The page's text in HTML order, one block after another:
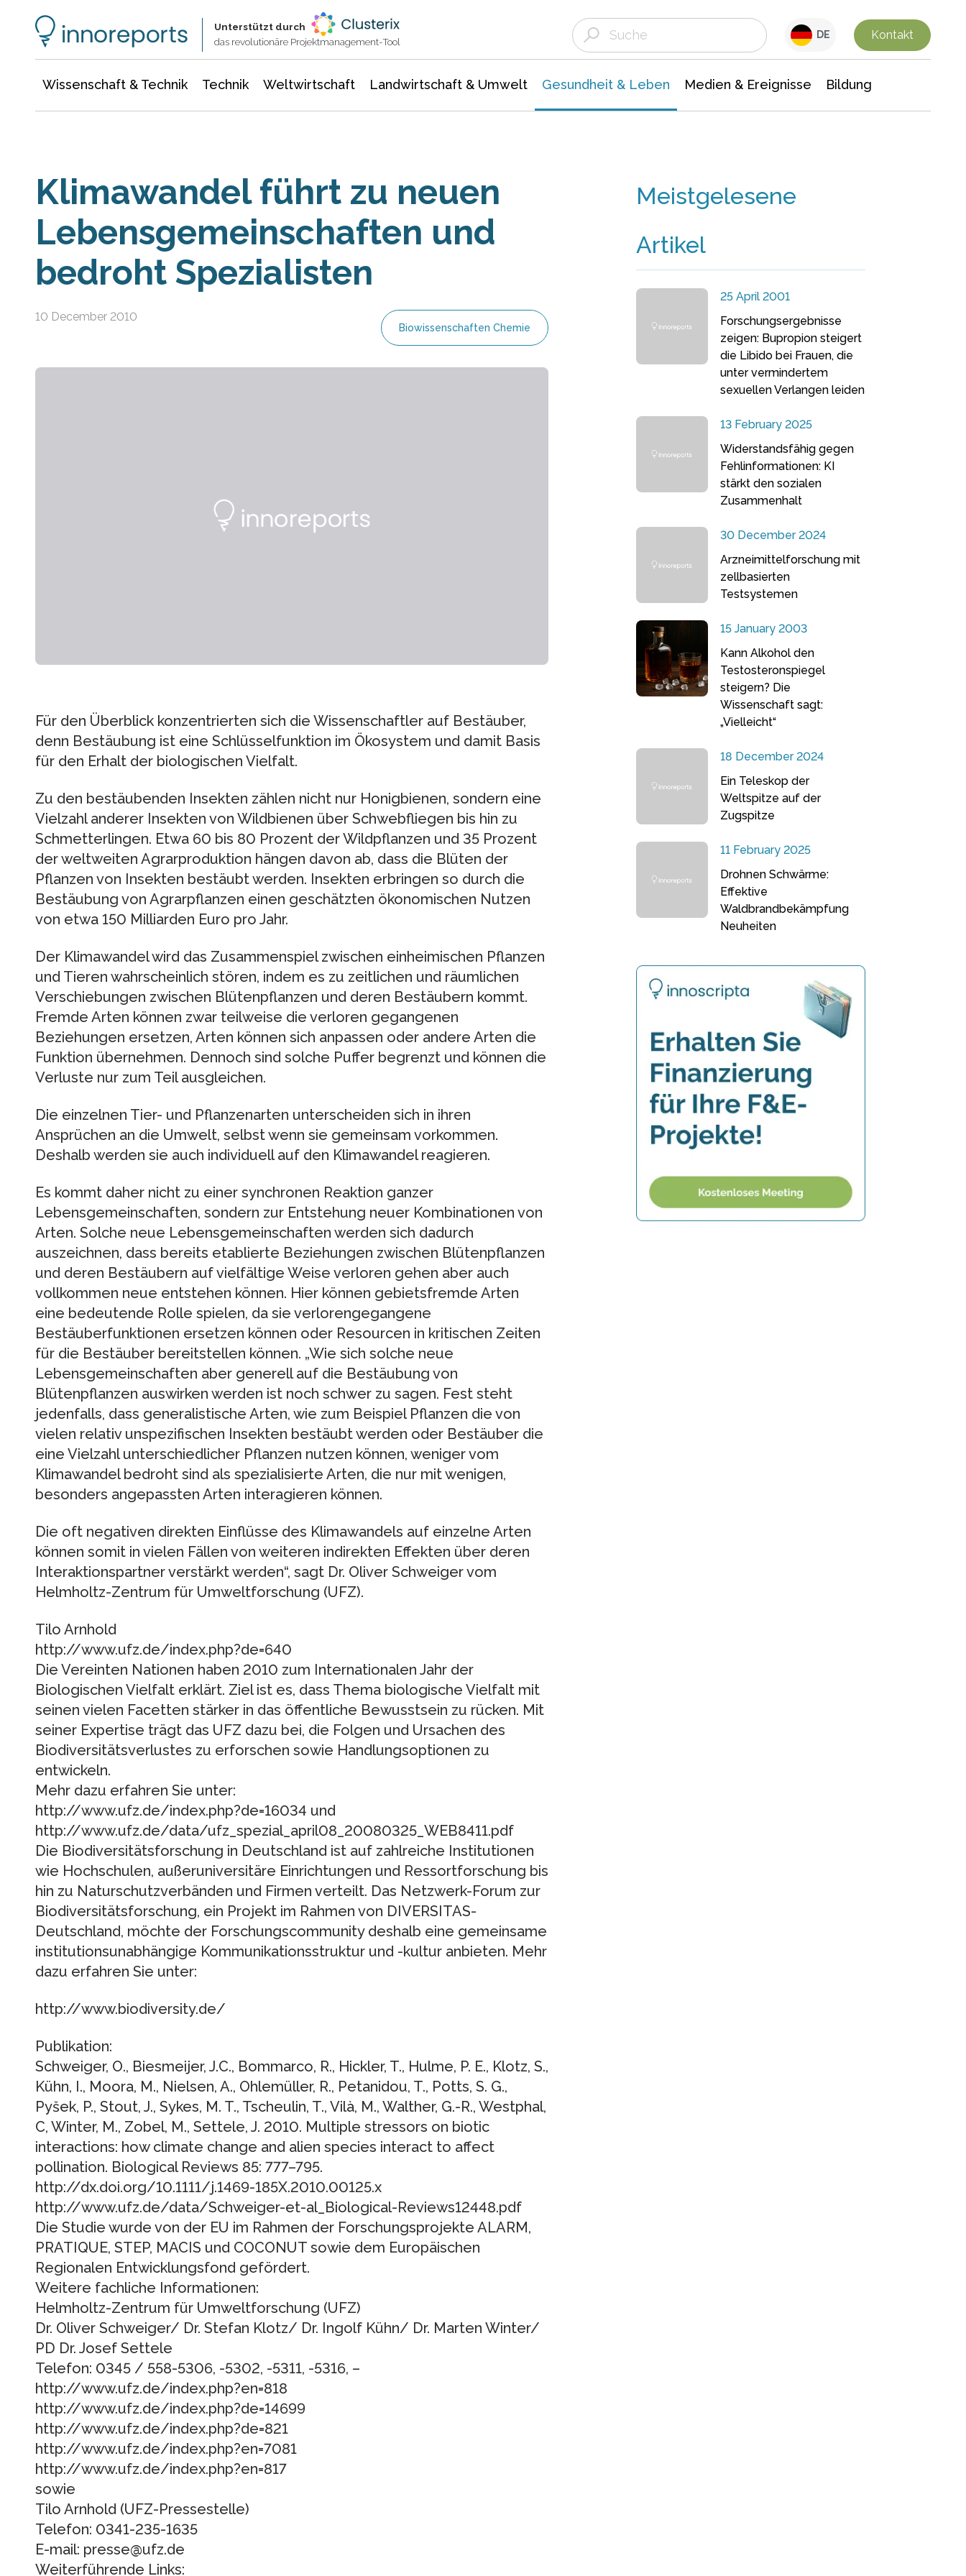
Unterstützt durch
das revolutionäre Projektmanagement-Tool
DE Kontakt
Wissenschaft & Technik Technik Weltwirtschaft Landwirtschaft & Umwelt Gesundheit & Leben Medien & Ereignisse Bildung
Klimawandel führt zu neuen
Lebensgemeinschaften und
bedroht Spezialisten
10 December 2010
Biowissenschaften Chemie
Für den Überblick konzentrierten sich die Wissenschaftler auf Bestäuber,
denn Bestäubung ist eine Schlüsselfunktion im Ökosystem und damit Basis
für den Erhalt der biologischen Vielfalt.
Zu den bestäubenden Insekten zählen nicht nur Honigbienen, sondern eine
Vielzahl anderer Insekten von Wildbienen über Schwebfliegen bis hin zu
Schmetterlingen. Etwa 60 bis 80 Prozent der Wildpflanzen und 35 Prozent
der weltweiten Agrarproduktion hängen davon ab, dass die Blüten der
Pflanzen von Insekten bestäubt werden. Insekten erbringen so durch die
Bestäubung von Agrarpflanzen einen geschätzten ökonomischen Nutzen
von etwa 150 Milliarden Euro pro Jahr.
Der Klimawandel wird das Zusammenspiel zwischen einheimischen Pflanzen
und Tieren wahrscheinlich stören, indem es zu zeitlichen und räumlichen
Verschiebungen zwischen Blütenpflanzen und deren Bestäubern kommt.
Fremde Arten können zwar teilweise die verloren gegangenen
Beziehungen ersetzen, Arten können sich anpassen oder andere Arten die
Funktion übernehmen. Dennoch sind solche Puffer begrenzt und können die
Verluste nur zum Teil ausgleichen.
Die einzelnen Tier- und Pflanzenarten unterscheiden sich in ihren
Ansprüchen an die Umwelt, selbst wenn sie gemeinsam vorkommen.
Deshalb werden sie auch individuell auf den Klimawandel reagieren.
Es kommt daher nicht zu einer synchronen Reaktion ganzer
Lebensgemeinschaften, sondern zur Entstehung neuer Kombinationen von
Arten. Solche neue Lebensgemeinschaften werden sich dadurch
auszeichnen, dass bereits etablierte Beziehungen zwischen Blütenpflanzen
und deren Bestäubern auf vielfältige Weise verloren gehen aber auch
vollkommen neue entstehen können. Hier können gebietsfremde Arten
eine bedeutende Rolle spielen, da sie verlorengegangene
Bestäuberfunktionen ersetzen können oder Resourcen in kritischen Zeiten
für die Bestäuber bereitstellen können. „Wie sich solche neue
Lebensgemeinschaften aber generell auf die Bestäubung von
Blütenpflanzen auswirken werden ist noch schwer zu sagen. Fest steht
jedenfalls, dass generalistische Arten, wie zum Beispiel Pflanzen die von
vielen relativ unspezifischen Insekten bestäubt werden oder Bestäuber die
eine Vielzahl unterschiedlicher Pflanzen nutzen können, weniger vom
Klimawandel bedroht sind als spezialisierte Arten, die nur mit wenigen,
besonders angepassten Arten interagieren können.
Die oft negativen direkten Einflüsse des Klimawandels auf einzelne Arten
können somit in vielen Fällen von weiteren indirekten Effekten über deren
Interaktionspartner verstärkt werden“, sagt Dr. Oliver Schweiger vom
Helmholtz-Zentrum für Umweltforschung (UFZ).
Tilo Arnhold
http://www.ufz.de/index.php?de=640
Die Vereinten Nationen haben 2010 zum Internationalen Jahr der
Biologischen Vielfalt erklärt. Ziel ist es, dass Thema biologische Vielfalt mit
seinen vielen Facetten stärker in das öffentliche Bewusstsein zu rücken. Mit
seiner Expertise trägt das UFZ dazu bei, die Folgen und Ursachen des
Biodiversitätsverlustes zu erforschen sowie Handlungsoptionen zu
entwickeln.
Mehr dazu erfahren Sie unter:
http://www.ufz.de/index.php?de=16034 und
http://www.ufz.de/data/ufz_spezial_april08_20080325_WEB8411.pdf
Die Biodiversitätsforschung in Deutschland ist auf zahlreiche Institutionen
wie Hochschulen, außeruniversitäre Einrichtungen und Ressortforschung bis
hin zu Naturschutzverbänden und Firmen verteilt. Das Netzwerk-Forum zur
Biodiversitätsforschung, ein Projekt im Rahmen von DIVERSITAS-
Deutschland, möchte der Forschungscommunity deshalb eine gemeinsame
institutionsunabhängige Kommunikationsstruktur und -kultur anbieten. Mehr
dazu erfahren Sie unter:
http://www.biodiversity.de/
Publikation:
Schweiger, O., Biesmeijer, J.C., Bommarco, R., Hickler, T., Hulme, P. E., Klotz, S.,
Kühn, I., Moora, M., Nielsen, A., Ohlemüller, R., Petanidou, T., Potts, S. G.,
Pyšek, P., Stout, J., Sykes, M. T., Tscheulin, T., Vilà, M., Walther, G.-R., Westphal,
C, Winter, M., Zobel, M., Settele, J. 2010. Multiple stressors on biotic
interactions: how climate change and alien species interact to affect
pollination. Biological Reviews 85: 777–795.
http://dx.doi.org/10.1111/j.1469-185X.2010.00125.x
http://www.ufz.de/data/Schweiger-et-al_Biological-Reviews12448.pdf
Die Studie wurde von der EU im Rahmen der Forschungsprojekte ALARM,
PRATIQUE, STEP, MACIS und COCONUT sowie dem Europäischen
Regionalen Entwicklungsfond gefördert.
Weitere fachliche Informationen:
Helmholtz-Zentrum für Umweltforschung (UFZ)
Dr. Oliver Schweiger/ Dr. Stefan Klotz/ Dr. Ingolf Kühn/ Dr. Marten Winter/
PD Dr. Josef Settele
Telefon: 0345 / 558-5306, -5302, -5311, -5316, –
http://www.ufz.de/index.php?en=818
http://www.ufz.de/index.php?de=14699
http://www.ufz.de/index.php?de=821
http://www.ufz.de/index.php?en=7081
http://www.ufz.de/index.php?en=817
sowie
Tilo Arnhold (UFZ-Pressestelle)
Telefon: 0341-235-1635
E-mail: presse@ufz.de
Weiterführende Links:
Meistgelesene
Artikel
25 April 2001
Forschungsergebnisse
zeigen: Bupropion steigert
die Libido bei Frauen, die
unter vermindertem
sexuellen Verlangen leiden
13 February 2025
Widerstandsfähig gegen
Fehlinformationen: KI
stärkt den sozialen
Zusammenhalt
30 December 2024
Arzneimittelforschung mit
zellbasierten
Testsystemen
15 January 2003
Kann Alkohol den
Testosteronspiegel
steigern? Die
Wissenschaft sagt:
„Vielleicht“
18 December 2024
Ein Teleskop der
Weltspitze auf der
Zugspitze
11 February 2025
Drohnen Schwärme:
Effektive
Waldbrandbekämpfung
Neuheiten